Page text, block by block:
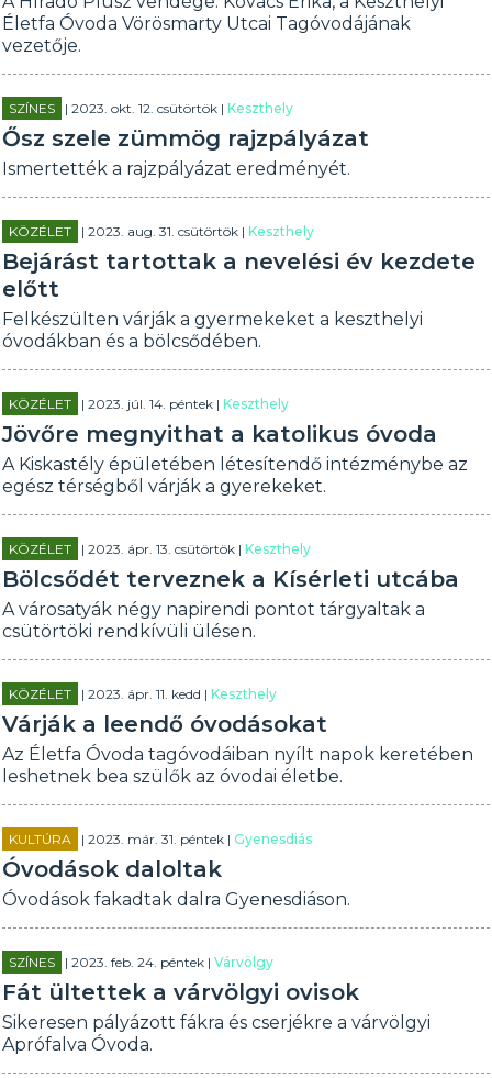
Életfa Óvoda Vörösmarty Utcai Tagóvodájának
vezetője.
SZÍNES | 2023. okt. 12. csütörtök |Keszthely
Ősz szele zümmög rajzpályázat
Ismertették a rajzpályázat eredményét.
KÖZÉLET | 2023. aug. 31. csütörtök |Keszthely
Bejárást tartottak a nevelési év kezdete
előtt
Felkészülten várják a gyermekeket a keszthelyi
óvodákban és a bölcsődében.
KÖZÉLET | 2023. júl. 14. péntek |Keszthely
Jövőre megnyithat a katolikus óvoda
A Kiskastély épületében létesítendő intézménybe az
egész térségből várják a gyerekeket.
KÖZÉLET | 2023. ápr. 13. csütörtök |Keszthely
Bölcsődét terveznek a Kísérleti utcába
A városatyák négy napirendi pontot tárgyaltak a
csütörtöki rendkívüli ülésen.
KÖZÉLET | 2023. ápr. 11. kedd |Keszthely
Várják a leendő óvodásokat
Az Életfa Óvoda tagóvodáiban nyílt napok keretében
leshetnek bea szülők az óvodai életbe.
KULTÚRA | 2023. már. 31. péntek |Gyenesdiás
Óvodások daloltak
Óvodások fakadtak dalra Gyenesdiáson.
SZÍNES | 2023. feb. 24. péntek |Várvölgy
Fát ültettek a várvölgyi ovisok
Sikeresen pályázott fákra és cserjékre a várvölgyi
Aprófalva Óvoda.